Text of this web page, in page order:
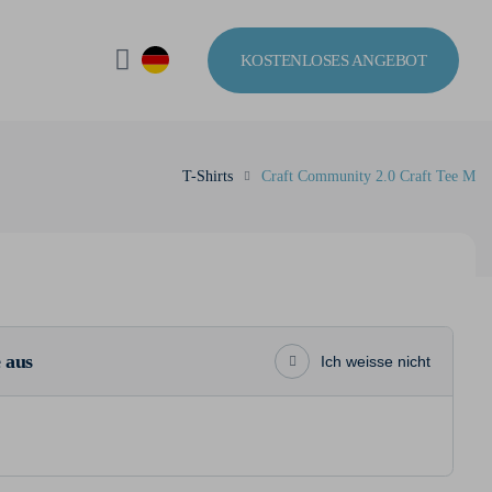
KOSTENLOSES ANGEBOT
T-Shirts Craft Community 2.0 Craft Tee M
Ich weisse nicht